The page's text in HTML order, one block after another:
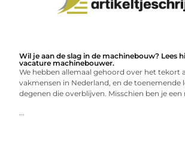
Wil je aan de slag in de machinebouw? Lees
vacature machinebouwer.
We hebben allemaal gehoord over het tekort
vakmensen in Nederland, en de toenemende
degenen die overblijven. Misschien ben je
...